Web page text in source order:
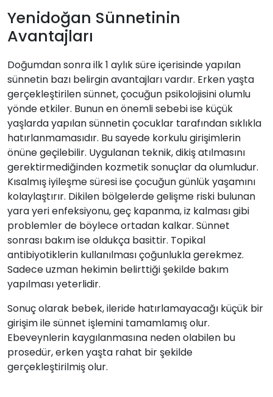
Yenidoğan Sünnetinin
Avantajları
Doğumdan sonra ilk 1 aylık süre içerisinde yapılan
sünnetin bazı belirgin avantajları vardır. Erken yaşta
gerçekleştirilen sünnet, çocuğun psikolojisini olumlu
yönde etkiler. Bunun en önemli sebebi ise küçük
yaşlarda yapılan sünnetin çocuklar tarafından sıklıkla
hatırlanmamasıdır. Bu sayede korkulu girişimlerin
önüne geçilebilir. Uygulanan teknik, dikiş atılmasını
gerektirmediğinden kozmetik sonuçlar da olumludur.
Kısalmış iyileşme süresi ise çocuğun günlük yaşamını
kolaylaştırır. Dikilen bölgelerde gelişme riski bulunan
yara yeri enfeksiyonu, geç kapanma, iz kalması gibi
problemler de böylece ortadan kalkar. Sünnet
sonrası bakım ise oldukça basittir. Topikal
antibiyotiklerin kullanılması çoğunlukla gerekmez.
Sadece uzman hekimin belirttiği şekilde bakım
yapılması yeterlidir.
Sonuç olarak bebek, ileride hatırlamayacağı küçük bir
girişim ile sünnet işlemini tamamlamış olur.
Ebeveynlerin kaygılanmasına neden olabilen bu
prosedür, erken yaşta rahat bir şekilde
gerçekleştirilmiş olur.